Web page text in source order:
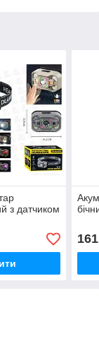
з датчиком
161